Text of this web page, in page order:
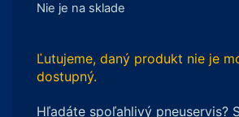
Nie je na sklade
Ľutujeme, daný produkt nie je
dostupný.
Hľadáte spoľahlivý pneuservis?